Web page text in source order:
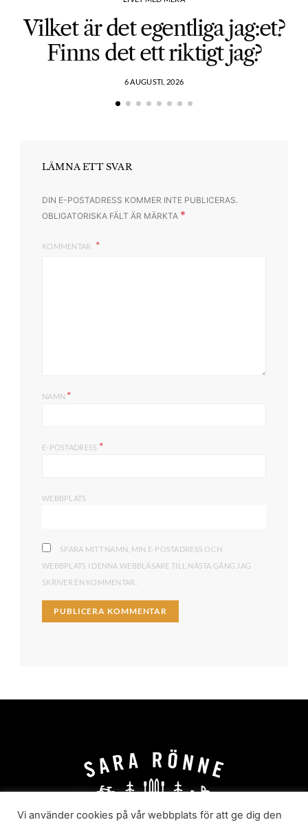
Vilket är det egentliga jag:et?
Finns det ett riktigt jag?
6 AUGUSTI, 2026
LÄMNA ETT SVAR
DIN E-POSTADRESS KOMMER INTE PUBLICERAS.
OBLIGATORISKA FÄLT ÄR MÄRKTA *
KOMMENTAR
NAMN *
E-POSTADRESS *
WEBBPLATS
SPARA MITT NAMN, MIN E-POSTADRESS OCH
WEBBPLATS I DENNA WEBBLÄSARE TILL NÄSTA GÅNG JAG
SKRIVER EN KOMMENTAR.
Vi använder cookies på vår webbplats för att ge dig den